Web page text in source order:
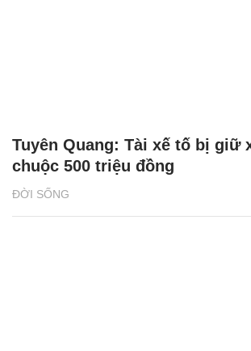
ĐỜI SỐNG
Tuyên Quang: Tài xế tố bị giữ
chuộc 500 triệu đồng